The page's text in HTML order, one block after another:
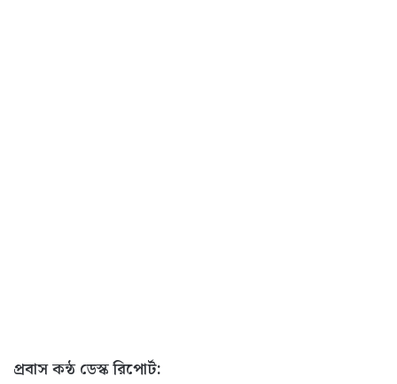
প্রবাস কন্ঠ ডেস্ক রিপোর্ট: